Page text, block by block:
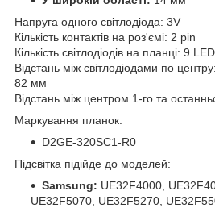
Напруга одного світлодіода: 3V
Кількість контактів на роз'ємі: 2 pin
Кількість світлодіодів на планці: 9 LED
Відстань між світлодіодами по
82 мм
Відстань між центром 1-го та
Маркування планок:
D2GE-320SC1-R0
Підсвітка підійде до моделей:
Samsung: UE32F4000,
UE32F5070, UE32F5270,